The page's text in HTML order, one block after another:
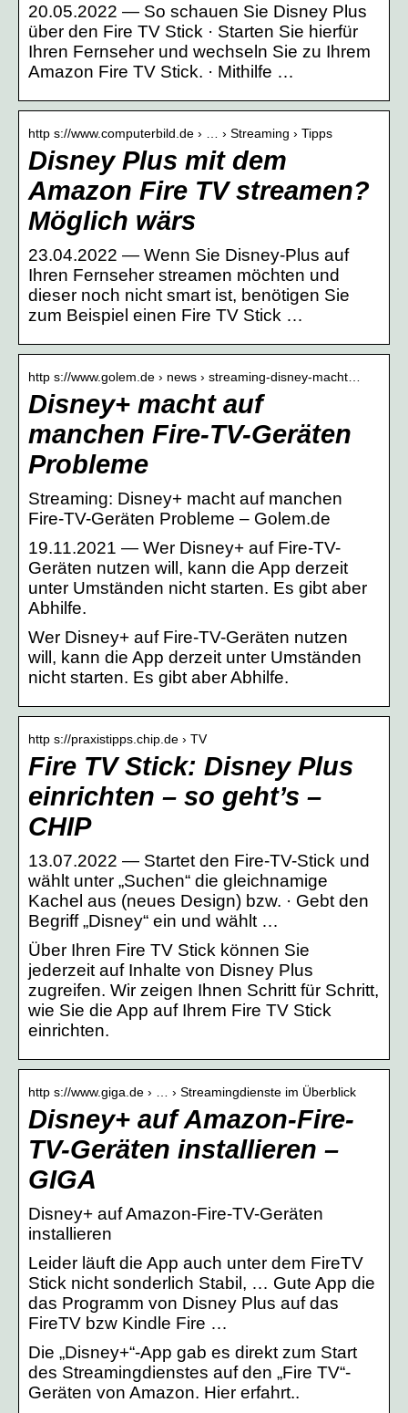
20.05.2022 — So schauen Sie Disney Plus
über den Fire TV Stick · Starten Sie hierfür
Ihren Fernseher und wechseln Sie zu Ihrem
Amazon Fire TV Stick. · Mithilfe …
http s://www.computerbild.de › … › Streaming › Tipps
Disney Plus mit dem
Amazon Fire TV streamen?
Möglich wärs
23.04.2022 — Wenn Sie Disney-Plus auf
Ihren Fernseher streamen möchten und
dieser noch nicht smart ist, benötigen Sie
zum Beispiel einen Fire TV Stick …
http s://www.golem.de › news › streaming-disney-macht…
Disney+ macht auf
manchen Fire-TV-Geräten
Probleme
Streaming: Disney+ macht auf manchen
Fire-TV-Geräten Probleme – Golem.de
19.11.2021 — Wer Disney+ auf Fire-TV-
Geräten nutzen will, kann die App derzeit
unter Umständen nicht starten. Es gibt aber
Abhilfe.
Wer Disney+ auf Fire-TV-Geräten nutzen
will, kann die App derzeit unter Umständen
nicht starten. Es gibt aber Abhilfe.
http s://praxistipps.chip.de › TV
Fire TV Stick: Disney Plus
einrichten – so geht’s –
CHIP
13.07.2022 — Startet den Fire-TV-Stick und
wählt unter „Suchen“ die gleichnamige
Kachel aus (neues Design) bzw. · Gebt den
Begriff „Disney“ ein und wählt …
Über Ihren Fire TV Stick können Sie
jederzeit auf Inhalte von Disney Plus
zugreifen. Wir zeigen Ihnen Schritt für Schritt,
wie Sie die App auf Ihrem Fire TV Stick
einrichten.
http s://www.giga.de › … › Streamingdienste im Überblick
Disney+ auf Amazon-Fire-
TV-Geräten installieren –
GIGA
Disney+ auf Amazon-Fire-TV-Geräten
installieren
Leider läuft die App auch unter dem FireTV
Stick nicht sonderlich Stabil, … Gute App die
das Programm von Disney Plus auf das
FireTV bzw Kindle Fire …
Die „Disney+“-App gab es direkt zum Start
des Streamingdienstes auf den „Fire TV“-
Geräten von Amazon. Hier erfahrt..